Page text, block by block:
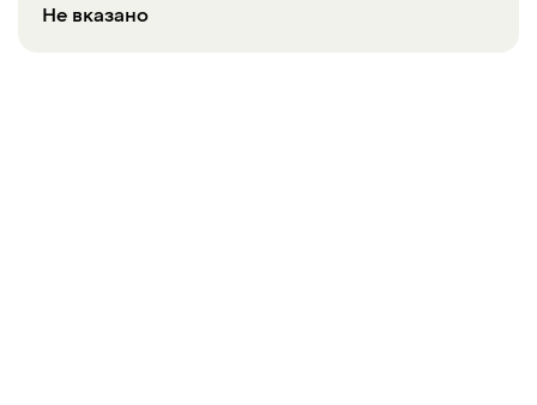
Не вказано